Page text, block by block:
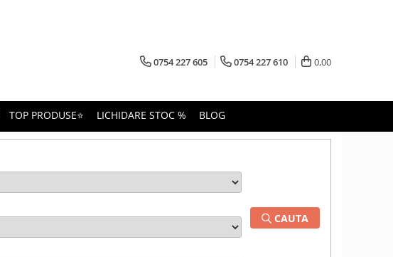
0754 227 605 0754 227 610 0,00
TOP PRODUSE⭐ LICHIDARE STOC % BLOG
CAUTA